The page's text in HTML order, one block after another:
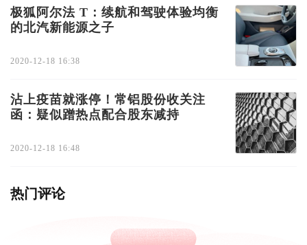
极狐阿尔法 T：续航和驾驶体验均衡
的北汽新能源之子
2020-12-18 16:38
沾上疫苗就涨停！常铝股份收关注
函：疑似蹭热点配合股东减持
2020-12-18 16:48
热门评论